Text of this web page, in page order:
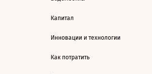
Капитал
Инновации и технологии
Как потратить